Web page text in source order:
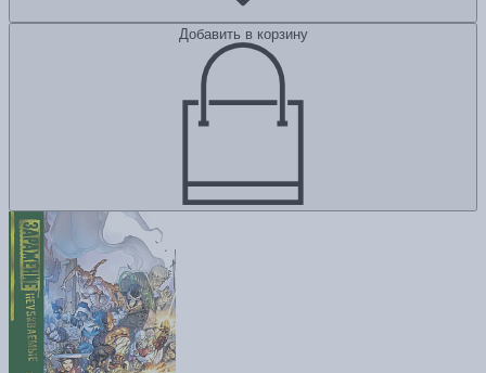
Добавить в корзину